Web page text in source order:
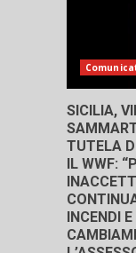
SICILIA,
TUTELA
IL WWF:
INCENDI